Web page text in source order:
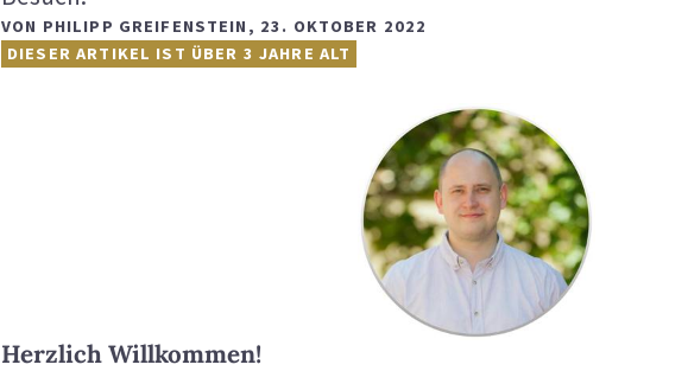
VON PHILIPP GREIFENSTEIN , 23. OKTOBER 2022
DIESER ARTIKEL IST ÜBER 3 JAHRE ALT
Herzlich Willkommen!